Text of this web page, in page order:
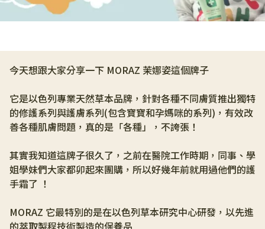
今天想跟大家分享一下 MORAZ 茉娜姿這個牌子
它是以色列專業天然草本品牌，針對各種不同膚質推出獨特
的修護系列與護膚系列(包含寶寶和孕媽咪的系列)，有效改
善各種肌膚問題，真的是「各種」，不誇張！
其實我知道這牌子很久了，之前在醫院工作時期，同事、學
姐學妹們大家都卯起來團購，所以好幾年前就用過他們的護
手霜了 ！
MORAZ 它最特別的是在以色列草本研究中心研發，以先進
的萃取製程技術製造的保養品